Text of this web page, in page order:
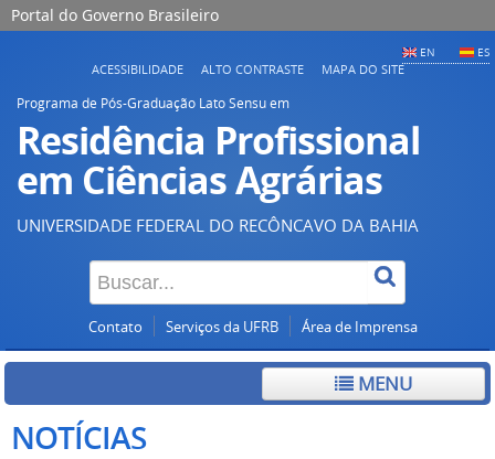
Portal do Governo Brasileiro
EN ES
ACESSIBILIDADE ALTO CONTRASTE MAPA DO SITE
Programa de Pós-Graduação Lato Sensu em
Residência Profissional
em Ciências Agrárias
UNIVERSIDADE FEDERAL DO RECÔNCAVO DA BAHIA
Contato Serviços da UFRB Área de Imprensa
MENU
NOTÍCIAS